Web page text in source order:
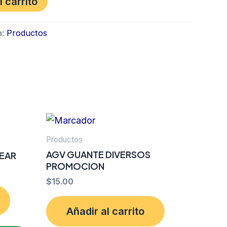
Productos
Productos
AGV GUANTE DIVERSOS
PROMOCION
$15.00
Añadir al carrito